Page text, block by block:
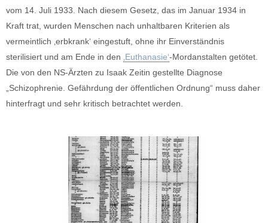
vom 14. Juli 1933. Nach diesem Gesetz, das im Januar 1934 in
Kraft trat, wurden Menschen nach unhaltbaren Kriterien als
vermeintlich ‚erbkrank‘ eingestuft, ohne ihr Einverständnis
sterilisiert und am Ende in den ‚Euthanasie‘-Mordanstalten getötet.
Die von den NS-Ärzten zu Isaak Zeitin gestellte Diagnose
„Schizophrenie. Gefährdung der öffentlichen Ordnung“ muss daher
hinterfragt und sehr kritisch betrachtet werden.